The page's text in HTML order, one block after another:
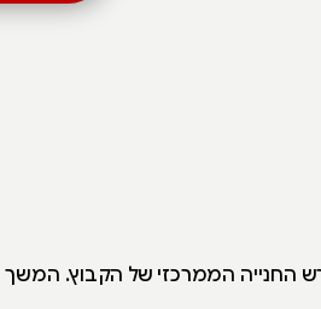
החנייה הממרכזי של הקבוץ. המשך